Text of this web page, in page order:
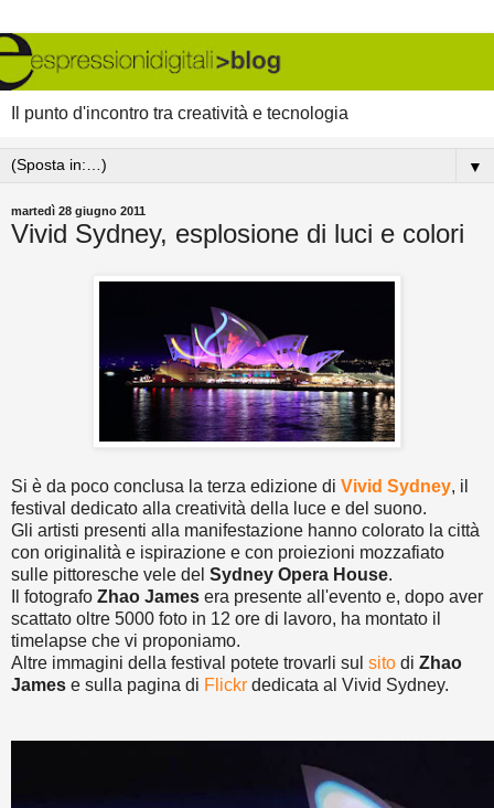
Il punto d'incontro tra creatività e tecnologia
▼
martedì 28 giugno 2011
Vivid Sydney, esplosione di luci e colori
Si è da poco conclusa la terza edizione di Vivid Sydney, il
festival dedicato alla creatività della luce e del suono.
Gli artisti presenti alla manifestazione hanno colorato la città
con originalità e ispirazione e con proiezioni mozzafiato
sulle pittoresche vele del Sydney Opera House.
Il fotografo Zhao James era presente all'evento e, dopo aver
scattato oltre 5000 foto in 12 ore di lavoro, ha montato il
timelapse che vi proponiamo.
Altre immagini della festival potete trovarli sul sito di Zhao
James e sulla pagina di Flickr dedicata al Vivid Sydney.